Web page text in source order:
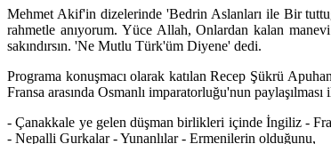
Mehmet Akif'in dizelerinde 'Bedrin Aslanları ile Bir
rahmetle anıyorum. Yüce Allah, Onlardan kalan
sakındırsın. 'Ne Mutlu Türk'üm Diyene' dedi.
Programa konuşmacı olarak katılan Recep Şükrü
Fransa arasında Osmanlı imparatorluğu'nun
- Çanakkale ye gelen düşman birlikleri içinde İngiliz -
- Nepalli Gurkalar - Yunanlılar - Ermenilerin olduğunu,